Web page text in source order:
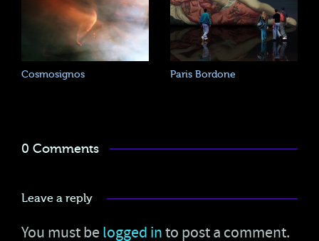
Cosmosignos Paris Bordone
0 Comments
Leave a reply
You must be logged into post a comment.